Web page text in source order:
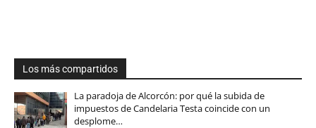
Los más compartidos
La paradoja de Alcorcón: por qué la subida de
impuestos de Candelaria Testa coincide con un
desplome…